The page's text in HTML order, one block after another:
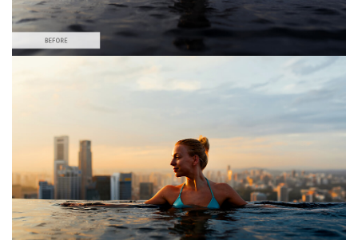
Proszę wybrać
(30 Lr Presets)
Must-Have Collection
(1432 Lr Presets)